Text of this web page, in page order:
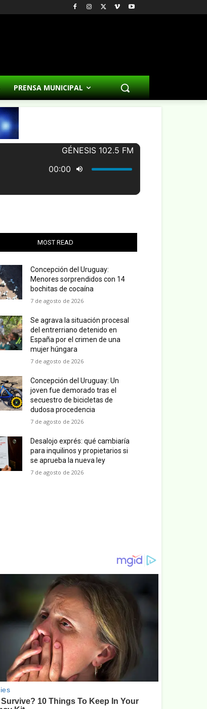
PRENSA MUNICIPAL
MOST READ
Concepción del Uruguay:
Menores sorprendidos con 14
bochitas de cocaína
7 de agosto de 2026
Se agrava la situación procesal
del entrerriano detenido en
España por el crimen de una
mujer húngara
7 de agosto de 2026
Concepción del Uruguay: Un
joven fue demorado tras el
secuestro de bicicletas de
dudosa procedencia
7 de agosto de 2026
Desalojo exprés: qué cambiaría
para inquilinos y propietarios si
se aprueba la nueva ley
7 de agosto de 2026